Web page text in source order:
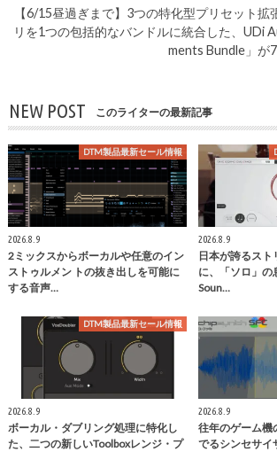
【6/15昼過ぎまで】3つの特化型プリセット拡
リを1つの包括的なバンドルに統合した、UDi
ments Bundle」が
NEW POST このライターの最新記事
DTM製品最新セール情報
2026.8.9
2ミックスからボーカルや任意のイン
ストゥルメン トの抜き出しを可能に
する音声…
2026.8.9
日本が誇るスト
に、「ソロ」の
Soun…
DTM製品最新セール情報
2026.8.9
ボーカル・ダブリング処理に特化し
た、二つの新しいToolboxレンジ・プ
2026.8.9
往年のゲーム機
でるシンセサイ